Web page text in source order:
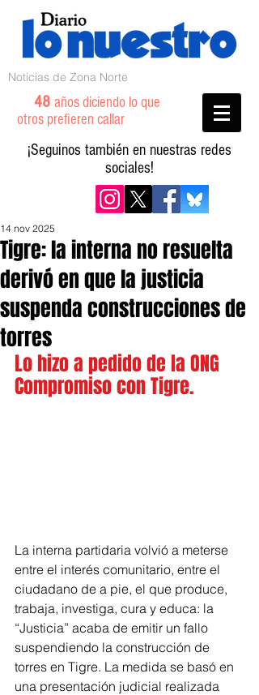
Noticias de Zona Norte
48 años diciendo lo que
otros prefieren callar
¡Seguinos también en nuestras redes
sociales!
Tigre: la interna no resuelta
derivó en que la justicia
suspenda construcciones de
torres
14 nov 2025
Lo hizo a pedido de la ONG
Compromiso con Tigre.
La interna partidaria volvió a meterse
entre el interés comunitario, entre el
ciudadano de a pie, el que produce,
trabaja, investiga, cura y educa: la
“Justicia” acaba de emitir un fallo
suspendiendo la construcción de
torres en Tigre. La medida se basó en
una presentación judicial realizada